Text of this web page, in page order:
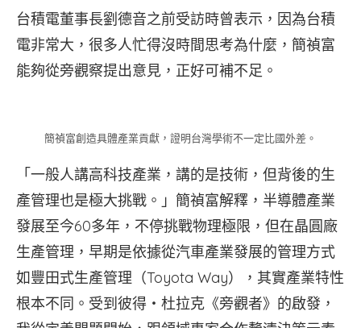
台積電董事長劉德音之前受訪時曾表示，因為台積
電非常大，很多人忙得沒時間思考為什麼，簡禎富
能夠從旁觀察提出意見，正好可補不足。
簡禎富創造具體產業貢獻，證明台灣學術不一定比國外差。
「一般人講高科技產業，講的是技術，但背後的生
產管理也是極大挑戰。」簡禎富解釋，半導體產業
發展至今60多年，不停挑戰物理極限，但在晶圓廠
生產管理，早期是依據從汽車產業發展的管理方式
如豐田式生產管理（Toyota Way），其實產業特性
根本不同。受到彼得‧杜拉克《旁觀者》的啟發，